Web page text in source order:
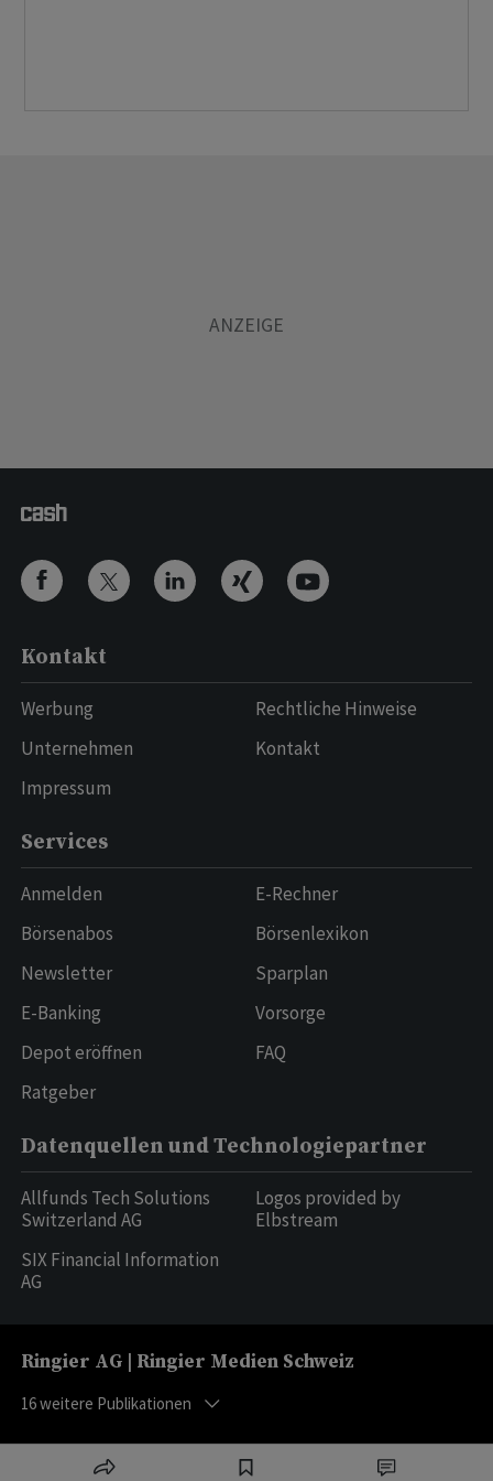
Kontakt
Werbung
Unternehmen
Impressum
Rechtliche Hinweise
Kontakt
Services
Anmelden
Börsenabos
Newsletter
E-Banking
Depot eröffnen
Ratgeber
E-Rechner
Börsenlexikon
Sparplan
Vorsorge
FAQ
Datenquellen und Technologiepartner
Allfunds Tech Solutions
Switzerland AG
SIX Financial Information
AG
Logos provided by
Elbstream
Ringier AG | Ringier Medien Schweiz
16weitere Publikationen